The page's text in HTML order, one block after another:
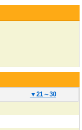
▼ 21～30